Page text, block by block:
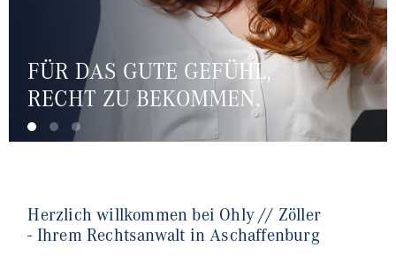
FÜR DAS GUTE GEFÜHL,
RECHT ZU BEKOMMEN.
Herzlich willkommen bei Ohly // Zöller
- Ihrem Rechtsanwalt in Aschaffenburg